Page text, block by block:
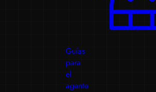
Guías
para
el
agente